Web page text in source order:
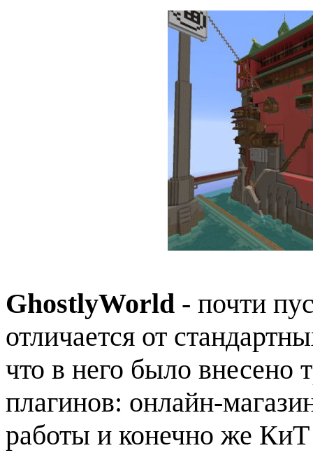
GhostlyWorld - почти
отличается от
что в него было внесено
плагинов: онлайн-
работы и конечно же КиТ